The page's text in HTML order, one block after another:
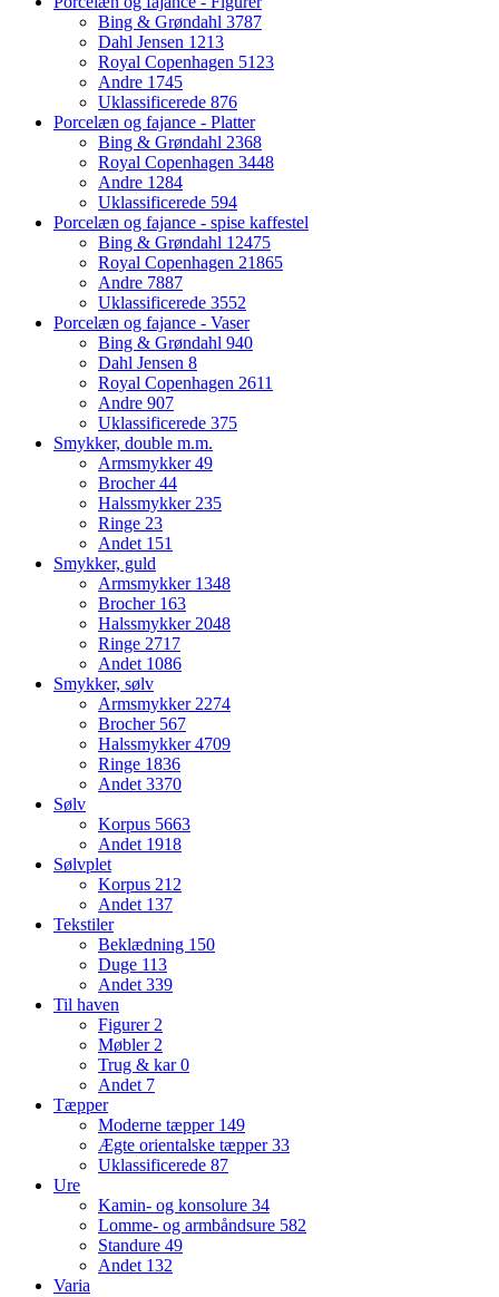
Bing & Grøndahl 3787
Dahl Jensen 1213
Royal Copenhagen 5123
Andre 1745
Uklassificerede 876
Porcelæn og fajance - Platter
Bing & Grøndahl 2368
Royal Copenhagen 3448
Andre 1284
Uklassificerede 594
Porcelæn og fajance - spise kaffestel
Bing & Grøndahl 12475
Royal Copenhagen 21865
Andre 7887
Uklassificerede 3552
Porcelæn og fajance - Vaser
Bing & Grøndahl 940
Dahl Jensen 8
Royal Copenhagen 2611
Andre 907
Uklassificerede 375
Smykker, double m.m.
Armsmykker49
Brocher44
Halssmykker235
Ringe 23
Andet 151
Smykker, guld
Armsmykker 1348
Brocher 163
Halssmykker2048
Ringe 2717
Andet 1086
Smykker, sølv
Armsmykker2274
Brocher 567
Halssmykker4709
Ringe 1836
Andet3370
Sølv
Korpus 5663
Andet 1918
Sølvplet
Korpus 212
Andet 137
Tekstiler
Beklædning 150
Duge 113
Andet339
Til haven
Figurer2
Møbler2
Trug & kar0
Andet 7
Tæpper
Moderne tæpper 149
Ægte orientalske tæpper33
Uklassificerede 87
Ure
Kamin- og konsolure 34
Lomme- og armbåndsure 582
Standure 49
Andet 132
Varia